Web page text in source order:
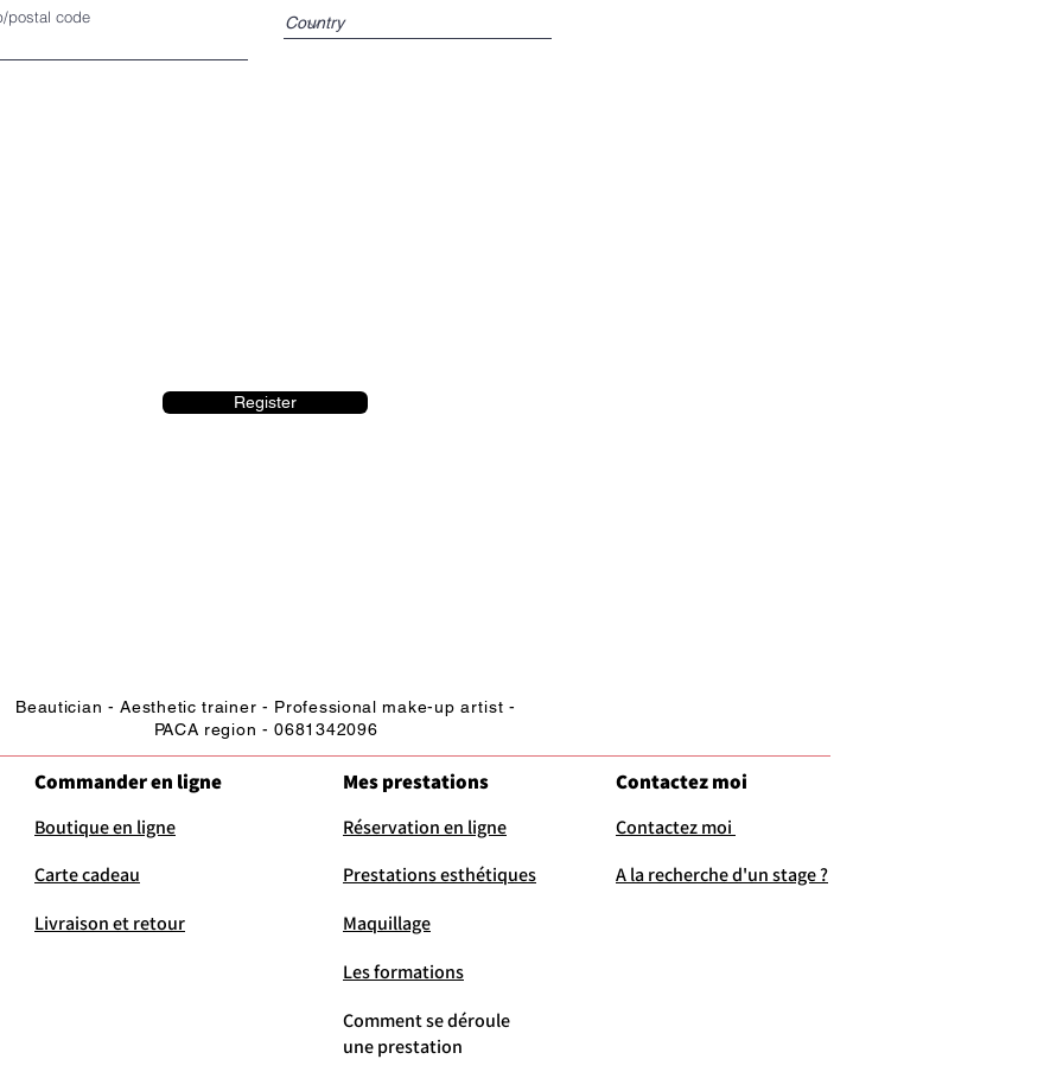
postal code
Register
Beautician - Aesthetic trainer - Professional make-up artist -
PACA region - 0681342096
Commander en ligne Mes prestations Contactez moi
Réservation en ligne
Boutique en ligne
Contactez moi
Carte cadeau
Prestations esthétiques
A la recherche d'un stage ?
Maquillage
Livraison et retour
Les formations
Comment se déroule
une prestation